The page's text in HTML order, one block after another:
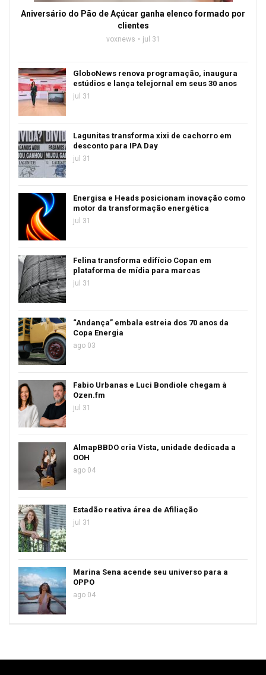
Aniversário do Pão de Açúcar ganha elenco formado por
clientes
voxnews jul 31
GloboNews renova programação, inaugura
estúdios e lança telejornal em seus 30 anos
jul 31
Lagunitas transforma xixi de cachorro em
desconto para IPA Day
jul 31
Energisa e Heads posicionam inovação como
motor da transformação energética
jul 31
Felina transforma edifício Copan em
plataforma de mídia para marcas
jul 31
“Andança” embala estreia dos 70 anos da
Copa Energia
ago 03
Fabio Urbanas e Luci Bondiole chegam à
Ozen.fm
jul 31
AlmapBBDO cria Vista, unidade dedicada a
OOH
ago 04
Estadão reativa área de Afiliação
jul 31
Marina Sena acende seu universo para a
OPPO
ago 04